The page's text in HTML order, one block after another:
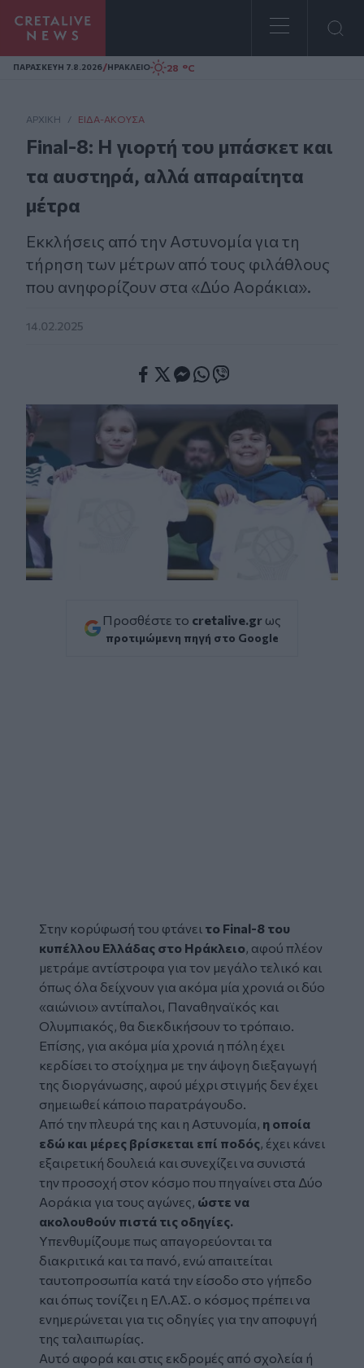
Homepage
ΠΑΡΑΣΚΕΥΗ 7.8.2026/ΗΡΑΚΛΕΙΟ 28 °C
ΑΡΧΙΚΗ / ΕΊΔΑ-ΆΚΟΥΣΑ
Final-8: Η γιορτή του μπάσκετ και
τα αυστηρά, αλλά απαραίτητα
μέτρα
Εκκλήσεις από την Αστυνομία για τη
τήρηση των μέτρων από τους φιλάθλους
που ανηφορίζουν στα «Δύο Αοράκια».
14.02.2025
Προσθέστε το cretalive.gr ως
προτιμώμενη πηγή στο Google
Στην κορύφωσή του φτάνει το Final-8 του
κυπέλλου Ελλάδας στο Ηράκλειο, αφού πλέον
μετράμε αντίστροφα για τον μεγάλο τελικό και
όπως όλα δείχνουν για ακόμα μία χρονιά οι δύο
«αιώνιοι» αντίπαλοι, Παναθηναϊκός και
Ολυμπιακός, θα διεκδικήσουν το τρόπαιο.
Επίσης, για ακόμα μία χρονιά η πόλη έχει
κερδίσει το στοίχημα με την άψογη διεξαγωγή
της διοργάνωσης, αφού μέχρι στιγμής δεν έχει
σημειωθεί κάποιο παρατράγουδο.
Από την πλευρά της και η Αστυνομία, η οποία
εδώ και μέρες βρίσκεται επί ποδός, έχει κάνει
εξαιρετική δουλειά και συνεχίζει να συνιστά
την προσοχή στον κόσμο που πηγαίνει στα Δύο
Αοράκια για τους αγώνες, ώστε να
ακολουθούν πιστά τις οδηγίες.
Υπενθυμίζουμε πως απαγορεύονται τα
διακριτικά και τα πανό, ενώ απαιτείται
ταυτοπροσωπία κατά την είσοδο στο γήπεδο
και όπως τονίζει η ΕΛ.ΑΣ. ο κόσμος πρέπει να
ενημερώνεται για τις οδηγίες για την αποφυγή
της ταλαιπωρίας.
Αυτό αφορά και στις εκδρομές από σχολεία ή